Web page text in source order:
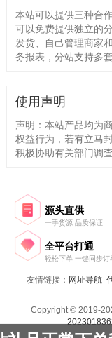
本站可以提供三种合
可以免费提供独立的
发货、自己管理商家
务报表，分站支持多
使用声明
声明：本站产品均为
权益行为，若有立马
积极协助有关部门调查
源头直供
一手货源 品质保证
全平台打通
轻松下单 一键同步订
友情链接： 网址导航
Copyright © 2019-